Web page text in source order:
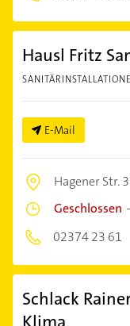
Hausl Fritz
E-Mail
Hagener Str.
Geschlossen
02374 23 61
Schlack